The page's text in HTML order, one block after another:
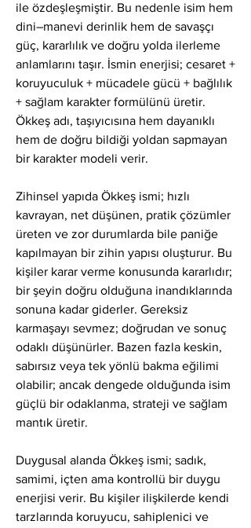
ile özdeşleşmiştir. Bu nedenle isim hem
dini–manevi derinlik hem de savaşçı
güç, kararlılık ve doğru yolda ilerleme
anlamlarını taşır. İsmin enerjisi; cesaret +
koruyuculuk + mücadele gücü + bağlılık
+ sağlam karakter formülünü üretir.
Ökkeş adı, taşıyıcısına hem dayanıklı
hem de doğru bildiği yoldan sapmayan
bir karakter modeli verir.
Zihinsel yapıda Ökkeş ismi; hızlı
kavrayan, net düşünen, pratik çözümler
üreten ve zor durumlarda bile paniğe
kapılmayan bir zihin yapısı oluşturur. Bu
kişiler karar verme konusunda kararlıdır;
bir şeyin doğru olduğuna inandıklarında
sonuna kadar giderler. Gereksiz
karmaşayı sevmez; doğrudan ve sonuç
odaklı düşünürler. Bazen fazla keskin,
sabırsız veya tek yönlü bakma eğilimi
olabilir; ancak dengede olduğunda isim
güçlü bir odaklanma, strateji ve sağlam
mantık üretir.
Duygusal alanda Ökkeş ismi; sadık,
samimi, içten ama kontrollü bir duygu
enerjisi verir. Bu kişiler ilişkilerde kendi
tarzlarında koruyucu, sahiplenici ve